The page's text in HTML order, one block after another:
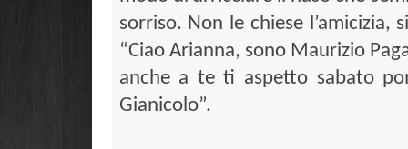
sorriso. Non le chiese l’amicizia,
“Ciao Arianna, sono Maurizio
anche a te ti aspetto sabato
Gianicolo”.